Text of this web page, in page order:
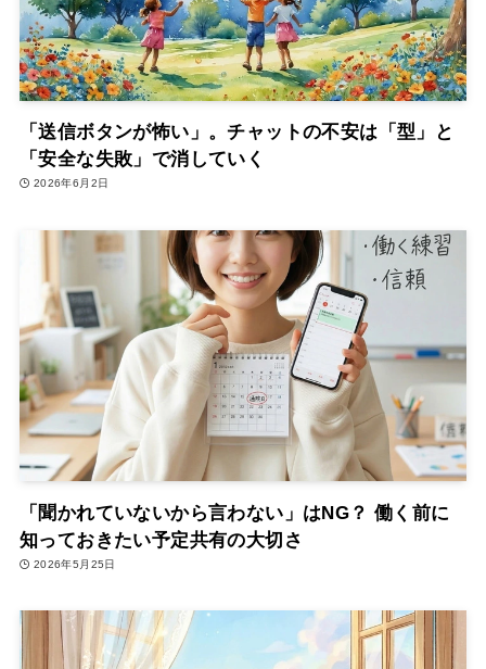
「送信ボタンが怖い」。チャットの不安は「型」と
「安全な失敗」で消していく
2026年6月2日
「聞かれていないから言わない」はNG？ 働く前に
知っておきたい予定共有の大切さ
2026年5月25日